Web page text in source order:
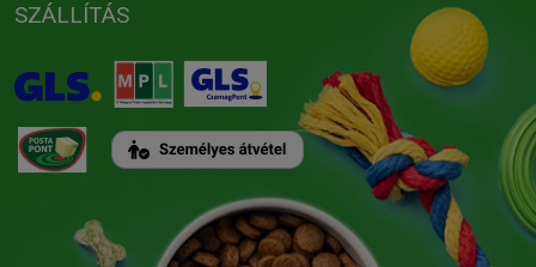
SZÁLLÍTÁS